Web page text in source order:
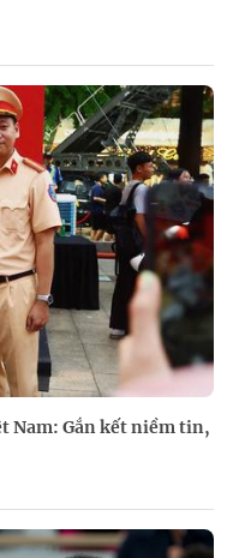
Nam: Gắn kết niềm tin,